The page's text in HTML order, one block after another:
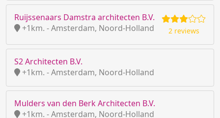
Ruijssenaars Damstra architecten B.V.
+1km. - Amsterdam, Noord-Holland
2 reviews
S2 Architecten B.V.
+1km. - Amsterdam, Noord-Holland
Mulders van den Berk Architecten B.V.
+1km. - Amsterdam, Noord-Holland